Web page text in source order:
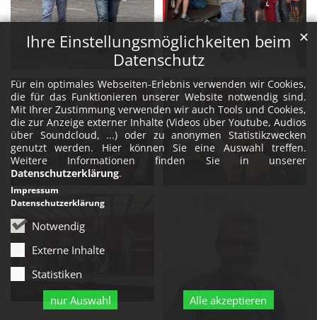
Ihre Einstellungsmöglichkeiten beim
Datenschutz
Für ein optimales Webseiten-Erlebnis verwenden wir Cookies,
die für das Funktionieren unserer Website notwendig sind.
Mit Ihrer Zustimmung verwenden wir auch Tools und Cookies,
die zur Anzeige externer Inhalte (Videos über Youtube, Audios
über Soundcloud, ...) oder zu anonymen Statistikzwecken
genutzt werden. Hier können Sie eine Auswahl treffen.
Weitere Informationen finden Sie in unserer
Datenschutzerklärung.
Notwendig
Externe Inhalte
Statistiken
nur Auswahl
Alle akzeptieren
✕
Impressum
Datenschutzerklärung